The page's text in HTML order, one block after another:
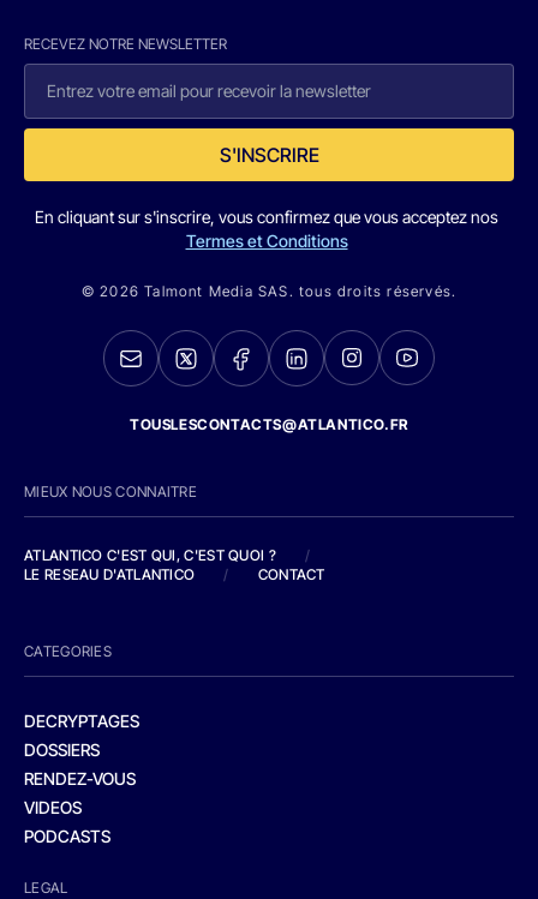
RECEVEZ NOTRE NEWSLETTER
S'INSCRIRE
En cliquant sur s'inscrire, vous confirmez que vous acceptez nos
Termes et Conditions
© 2026 Talmont Media SAS. tous droits réservés.
TOUSLESCONTACTS@ATLANTICO.FR
MIEUX NOUS CONNAITRE
ATLANTICO C'EST QUI, C'EST QUOI ?
/
LE RESEAU D'ATLANTICO
/ CONTACT
CATEGORIES
DECRYPTAGES
DOSSIERS
RENDEZ-VOUS
VIDEOS
PODCASTS
LEGAL